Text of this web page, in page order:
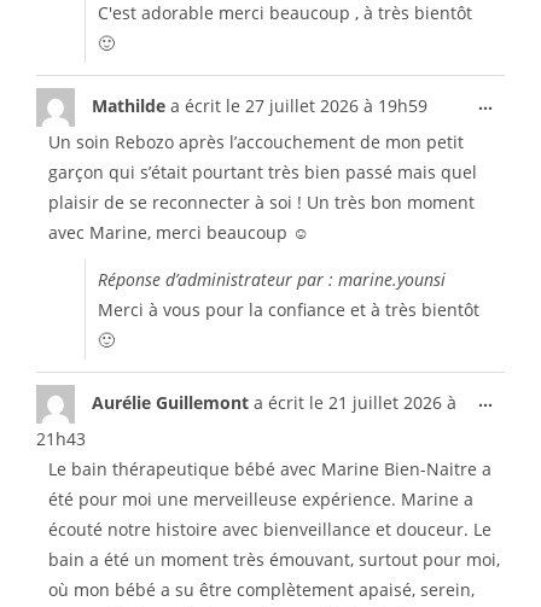
C'est adorable merci beaucoup , à très bientôt
🙂
Mathilde a écrit le 27 juillet 2026 à 19h59
Un soin Rebozo après l’accouchement de mon petit
garçon qui s’était pourtant très bien passé mais quel
plaisir de se reconnecter à soi ! Un très bon moment
avec Marine, merci beaucoup ☺️
Réponse d’administrateur par : marine.younsi
Merci à vous pour la confiance et à très bientôt
🙂
...
Aurélie Guillemont a écrit le 21 juillet 2026 à
21h43
Le bain thérapeutique bébé avec Marine Bien-Naitre a
été pour moi une merveilleuse expérience. Marine a
écouté notre histoire avec bienveillance et douceur. Le
bain a été un moment très émouvant, surtout pour moi,
où mon bébé a su être complètement apaisé, serein,
...